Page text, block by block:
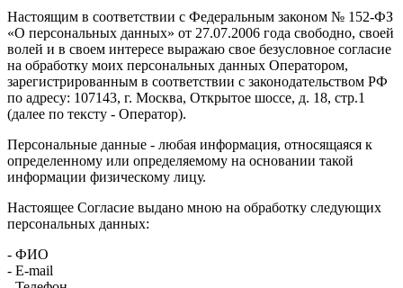
Настоящим в соответствии с Федеральным законом № 152-ФЗ
«О персональных данных» от 27.07.2006 года свободно, своей
волей и в своем интересе выражаю свое безусловное согласие
на обработку моих персональных данных Оператором,
зарегистрированным в соответствии с законодательством РФ
по адресу: 107143, г. Москва, Открытое шоссе, д. 18, стр.1
(далее по тексту - Оператор).
Персональные данные - любая информация, относящаяся к
определенному или определяемому на основании такой
информации физическому лицу.
Настоящее Согласие выдано мною на обработку следующих
персональных данных:
- ФИО
- E-mail